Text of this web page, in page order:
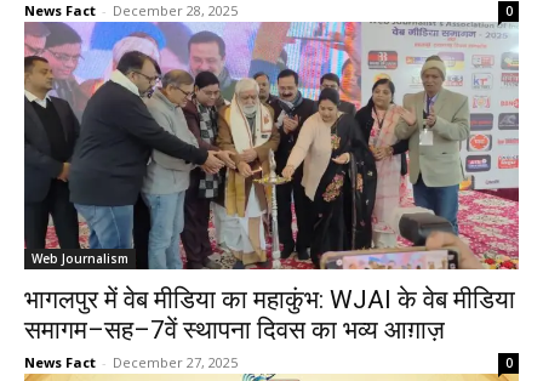
News Fact - December 28, 2025 0
Web Journalism
भागलपुर में वेब मीडिया का महाकुंभ: WJAI के वेब मीडिया
समागम–सह–7वें स्थापना दिवस का भव्य आग़ाज़
News Fact - December 27, 2025 0